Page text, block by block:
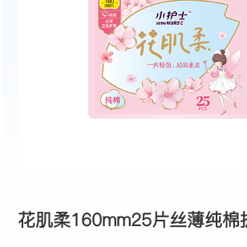
花肌柔160mm25片丝薄纯棉